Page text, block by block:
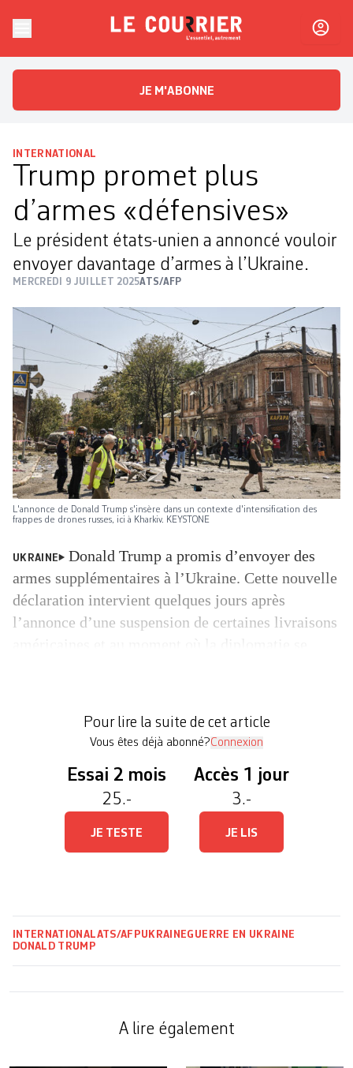
Le CourrierL'essentiel, autrement
JE M'ABONNE
INTERNATIONAL
Trump promet plus
d’armes «défensives»
Le président états-unien a annoncé vouloir
envoyer davantage d’armes à l’Ukraine.
MERCREDI 9 JUILLET 2025ATS/AFP
L'annonce de Donald Trump s'insère dans un contexte d'intensification des
frappes de drones russes, ici à Kharkiv. KEYSTONE
UKRAINE
Donald Trump a promis d’envoyer des
armes supplémentaires à l’Ukraine. Cette nouvelle
déclaration intervient quelques jours après
l’annonce d’une suspension de certaines livraisons
Maison Blanche, qui […]
Pour lire la suite de cet article
Vous êtes déjà abonné?Connexion
Essai 2 mois
25.-
JE TESTE
Accès 1 jour
3.-
JE LIS
INTERNATIONALATS/AFPUKRAINEGUERRE EN UKRAINE
DONALD TRUMP
A lire également